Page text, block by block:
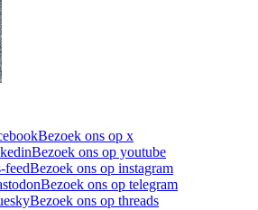
Bezoek ons op x
Bezoek ons op youtube
feedBezoek ons op instagram
Bezoek ons op telegram
Bezoek ons op threads